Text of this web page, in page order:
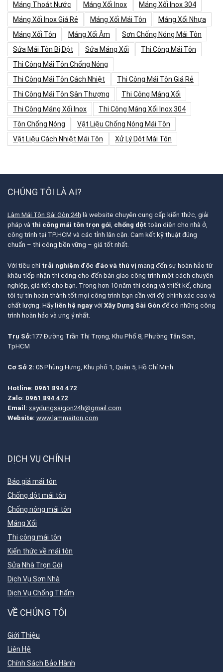
Máng Thoát Nước
Máng Xối Inox
Máng Xối Inox 304
Máng Xối Inox Giá Rẻ
Máng Xối Mái Tôn
Máng Xối Nhựa
Máng Xối Tôn
Máng Xối Âm
Sơn Chống Nóng Mái Tôn
Sửa Mái Tôn Bị Dột
Sửa Máng Xối
Thi Công Mái Tôn
Thi Công Mái Tôn Chống Nóng
Thi Công Mái Tôn Cách Nhiệt
Thi Công Mái Tôn Giá Rẻ
Thi Công Mái Tôn Sân Thượng
Thi Công Máng Xối
Thi Công Máng Xối Inox
Thi Công Máng Xối Inox 304
Tôn Chống Nóng
Vật Liệu Chống Nóng Mái Tôn
Vật Liệu Cách Nhiệt Mái Tôn
Xử Lý Dột Mái Tôn
CHÚNG TÔI LÀ AI?
Làm Mái Tôn Sài Gòn 24h là website chuyên cung cấp kiến thức, giải
pháp và thi công mái tôn trọn gói, chống dột toàn diện cho nhà ở,
công trình tại TP.HCM và các tỉnh lân cận. Cam kết kỹ thuật đúng
chuẩn – thi công bền vững – giá tốt nhất.
Với tiêu chí trải nghiệm độc đáo và thú vị mang đến sự hoàn hảo từ
khâu tiếp nhận thi công cho đến bàn giao công trình một cách chuyên
nghiệp, giá tốt cho bạn. Trong hơn 10 năm thi công và thiết kế, chúng
tôi tự tin hoàn thành tốt mọi công trình bạn cần với độ chính xác cao và
chất lượng. Hãy liên hệ ngay với Xây Dựng Sài Gòn để có những công
trình hoàn hảo và ưng ý nhất.
Trụ Sở:177 Đường Trần Thị Trọng, Khu Phố 8, Phường Tân Sơn,
TpHCM
Cơ Sở 2: 05 Phùng Hưng, Khu phố 1, Quận 5, Hồ Chí Minh
Hotline: 0961 894 472
Zalo: 0961 894 472
Email: xaydungsaigon24h@gmail.com
Website: www.lammaiton.com
DỊCH VỤ CHÍNH
Báo giá mái tôn
Chống dột mái tôn
Chống nóng mái tôn
Máng Xối
Thi công mái tôn
Kiến thức về mái tôn
Sửa Nhà Trọn Gói
Dịch Vụ Sơn Nhà
Dịch Vụ Chống Thấm
VỀ CHÚNG TÔI
Giới Thiệu
Liên Hệ
Chính Sách Bảo Hành